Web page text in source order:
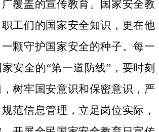
覆盖的宣传教育。国家安全教
工们的国家安全知识，更在他
颗守护国家安全的种子。每一
安全的“第一道防线”，要时刻
树牢国安意识和保密意识，严
范信息管理，立足岗位实际，